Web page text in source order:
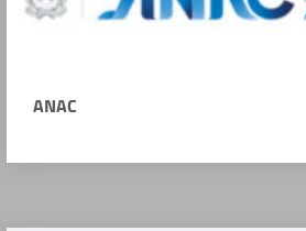
ANAC